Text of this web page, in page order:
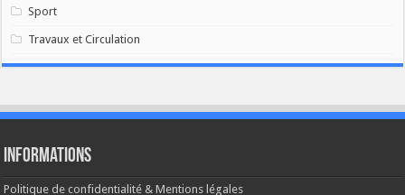
Sport
Travaux et Circulation
Informations
Politique de confidentialité & Mentions légales